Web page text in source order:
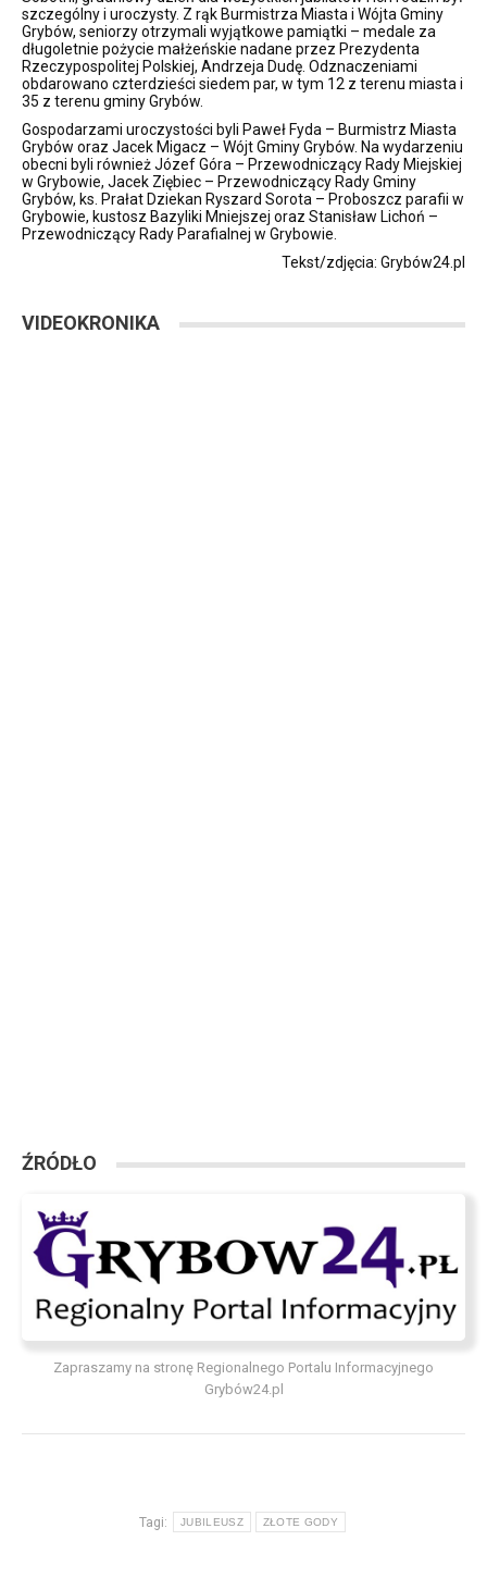
szczególny i uroczysty. Z rąk Burmistrza Miasta i Wójta Gminy
Grybów, seniorzy otrzymali wyjątkowe pamiątki – medale za
długoletnie pożycie małżeńskie nadane przez Prezydenta
Rzeczypospolitej Polskiej, Andrzeja Dudę. Odznaczeniami
obdarowano czterdzieści siedem par, w tym 12 z terenu miasta i
35 z terenu gminy Grybów.
Gospodarzami uroczystości byli Paweł Fyda – Burmistrz Miasta
Grybów oraz Jacek Migacz – Wójt Gminy Grybów. Na wydarzeniu
obecni byli również Józef Góra – Przewodniczący Rady Miejskiej
w Grybowie, Jacek Ziębiec – Przewodniczący Rady Gminy
Grybów, ks. Prałat Dziekan Ryszard Sorota – Proboszcz parafii w
Grybowie, kustosz Bazyliki Mniejszej oraz Stanisław Lichoń –
Przewodniczący Rady Parafialnej w Grybowie.
Tekst/zdjęcia: Grybów24.pl
VIDEOKRONIKA
ŹRÓDŁO
Zapraszamy na stronę Regionalnego Portalu Informacyjnego
Grybów24.pl
Tagi: JUBILEUSZ ZŁOTE GODY